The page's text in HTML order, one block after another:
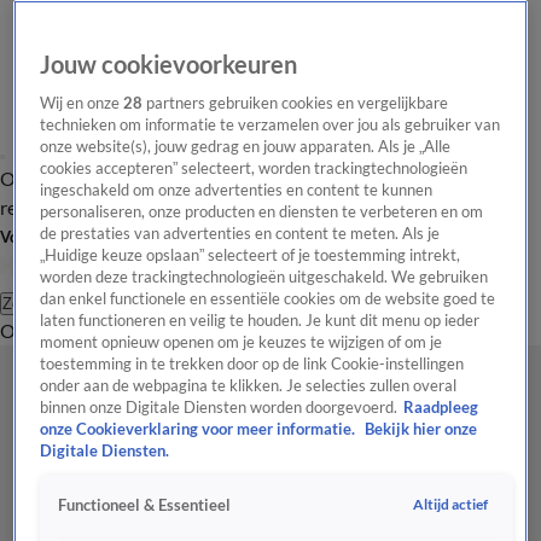
Overzicht Laatste nieuws Regionieuws Het beste van Hart
Tip de
redactie
Volg Hart van Nederland
Zoeken
OverzichtRegioUitzendingenWeerTip de redactiePanelVideo's
Jouw cookievoorkeuren
Wij en onze28 partners gebruiken cookies en vergelijkbare
technieken om informatie te verzamelen over jou als gebruiker van
onze website(s), jouw gedrag en jouw apparaten. Als je „Alle
cookies accepteren” selecteert, worden trackingtechnologieën
ingeschakeld om onze advertenties en content te kunnen
personaliseren, onze producten en diensten te verbeteren en om
de prestaties van advertenties en content te meten. Als je
„Huidige keuze opslaan” selecteert of je toestemming intrekt,
worden deze trackingtechnologieën uitgeschakeld. We gebruiken
dan enkel functionele en essentiële cookies om de website goed te
laten functioneren en veilig te houden. Je kunt dit menu op ieder
moment opnieuw openen om je keuzes te wijzigen of om je
toestemming in te trekken door op de link Cookie-instellingen
onder aan de webpagina te klikken. Je selecties zullen overal
binnen onze Digitale Diensten worden doorgevoerd. Raadpleeg
onze Cookieverklaring voor meer informatie.
Bekijk hier onze
Digitale Diensten.
Functioneel & Essentieel Altijd actief